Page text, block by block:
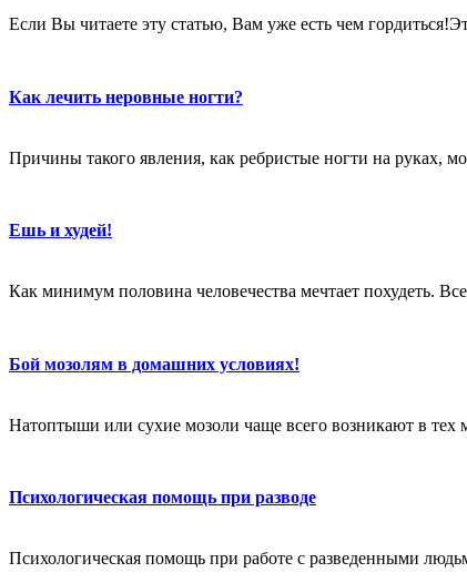
Если Вы читаете эту статью, Вам уже есть чем
Как лечить неровные ногти?
Причины такого явления, как ребристые ногти на руках,
Ешь и худей!
Как минимум половина человечества мечтает похудеть.
Бой мозолям в домашних условиях!
Натоптыши или сухие мозоли чаще всего возникают в тех
Психологическая помощь при разводе
Психологическая помощь при работе с разведенными